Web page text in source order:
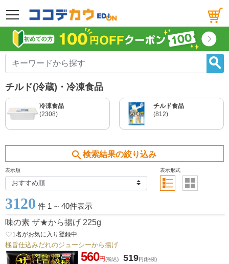
メニュー
チルド(冷蔵)・冷凍食品
冷凍食品
(2308)
チルド食品
(812)
search 検索結果の絞り込み
表示順 表示形式
3120 件 1 ～ 40件表示
味の素 ザ★から揚げ 225g
favorite_border1 名がお気に入り登録中
極旨仕込みだれのジューシーから揚げ
560円(税込) 519円(税抜)